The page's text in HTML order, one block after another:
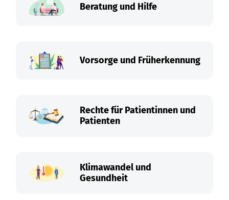
Beratung und Hilfe
Vorsorge und Früherkennung
Rechte für Patientinnen und
Patienten
Klimawandel und
Gesundheit